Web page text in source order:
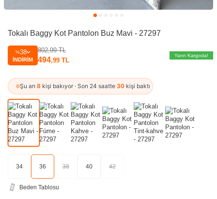
Tokalı Baggy Kot Pantolon Buz Mavi - 27297
%38
İNDIRIM
802,99TL
494,99 TL
Yarın Kargoda!
Şu an 8 kişi bakıyor · Son 24 saatte 30 kişi baktı
34 36 38 40 42
Beden Tablosu